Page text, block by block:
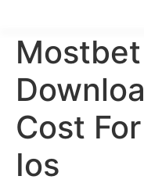
Cost
Ios